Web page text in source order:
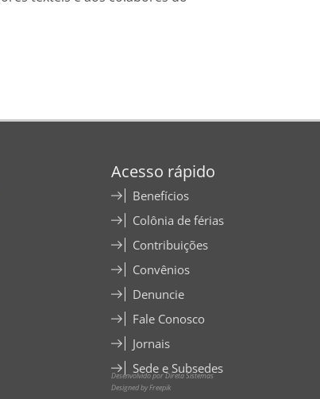
Acesso rápido
Benefícios
Colônia de férias
Contribuições
Convênios
Denuncie
Fale Conosco
Jornais
Sede e Subsedes
Desenvolvido por Direta Sistemas
Designed by Freepik